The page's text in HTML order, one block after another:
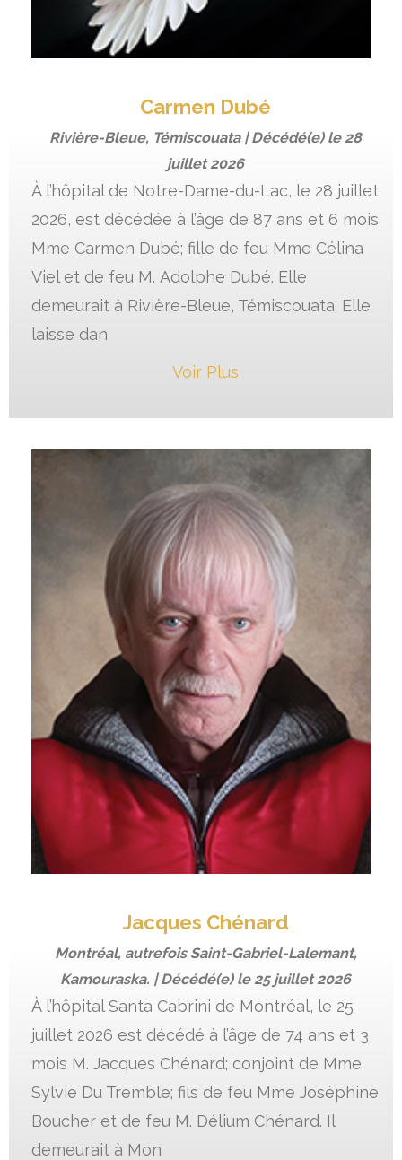
Carmen Dubé
Rivière-Bleue, Témiscouata | Décédé(e) le28
juillet 2026
À l’hôpital de Notre-Dame-du-Lac, le 28 juillet
2026, est décédée à l’âge de 87 ans et 6 mois
Mme Carmen Dubé; fille de feu Mme Célina
Viel et de feu M. Adolphe Dubé. Elle
demeurait à Rivière-Bleue, Témiscouata. Elle
laisse dan
Voir Plus
Jacques Chénard
Montréal, autrefois Saint-Gabriel-Lalemant,
Kamouraska. | Décédé(e) le 25 juillet 2026
À l’hôpital Santa Cabrini de Montréal, le 25
juillet 2026 est décédé à l’âge de 74 ans et 3
mois M. Jacques Chénard; conjoint de Mme
Sylvie Du Tremble; fils de feu Mme Joséphine
Boucher et de feu M. Délium Chénard. Il
demeurait à Mon